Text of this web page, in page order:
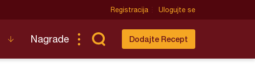
Registracija Ulogujte se
Nagrade Dodajte Recept